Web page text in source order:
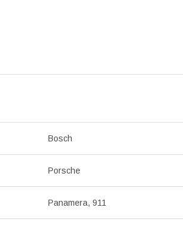
Bosch
Porsche
Panamera, 911